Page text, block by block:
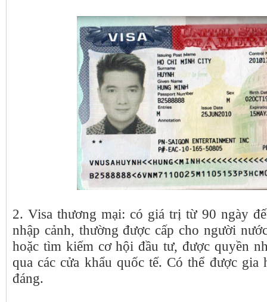
2. Visa thương mại: có giá trị từ 90 ngày
nhập cảnh, thường được cấp cho người
hoặc tìm kiếm cơ hội đầu tư, được quyền
qua các cửa khẩu quốc tế. Có thể được
đáng.